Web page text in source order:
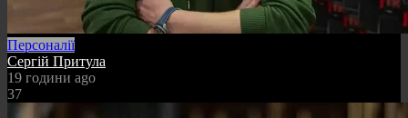
Персоналії
Сергій Притула
19 години ago
37